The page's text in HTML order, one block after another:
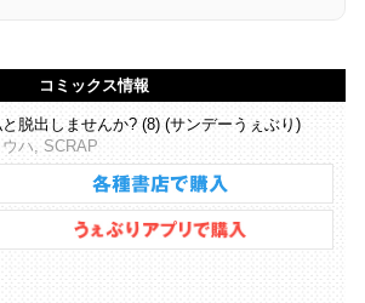
コミックス情報
脱出しませんか? (8) (サンデーうぇぶり)
ウハ, SCRAP